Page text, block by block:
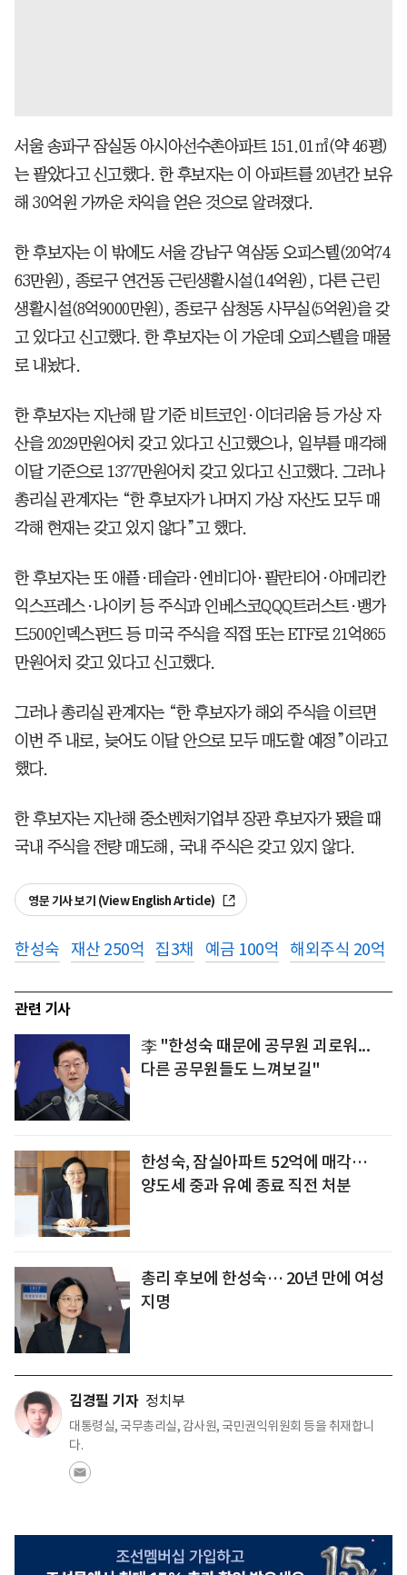
서울 송파구 잠실동 아시아선수촌아파트 151.01㎡(약 46평)
는 팔았다고 신고했다. 한 후보자는 이 아파트를 20년간 보유
해 30억원 가까운 차익을 얻은 것으로 알려졌다.
한 후보자는 이 밖에도 서울 강남구 역삼동 오피스텔(20억74
63만원), 종로구 연건동 근린생활시설(14억원), 다른 근린
생활시설(8억9000만원), 종로구 삼청동 사무실(5억원)을 갖
고 있다고 신고했다. 한 후보자는 이 가운데 오피스텔을 매물
로 내놨다.
한 후보자는 지난해 말 기준 비트코인·이더리움 등 가상 자
산을 2029만원어치 갖고 있다고 신고했으나, 일부를 매각해
이달 기준으로 1377만원어치 갖고 있다고 신고했다. 그러나
총리실 관계자는 “한 후보자가 나머지 가상 자산도 모두 매
각해 현재는 갖고 있지 않다”고 했다.
한 후보자는 또 애플·테슬라·엔비디아·팔란티어·아메리칸
익스프레스·나이키 등 주식과 인베스코QQQ트러스트·뱅가
드500인덱스펀드 등 미국 주식을 직접 또는 ETF로 21억865
만원어치 갖고 있다고 신고했다.
그러나 총리실 관계자는 “한 후보자가 해외 주식을 이르면
이번 주 내로, 늦어도 이달 안으로 모두 매도할 예정”이라고
했다.
한 후보자는 지난해 중소벤처기업부 장관 후보자가 됐을 때
국내 주식을 전량 매도해, 국내 주식은 갖고 있지 않다.
영문 기사 보기 (View English Article)
한성숙 재산 250억 집3채 예금 100억 해외주식 20억
관련 기사
李 "한성숙 때문에 공무원 괴로워...
다른 공무원들도 느껴보길"
한성숙, 잠실아파트 52억에 매각…
양도세 중과 유예 종료 직전 처분
총리 후보에 한성숙… 20년 만에 여성
지명
김경필 기자 정치부
대통령실, 국무총리실, 감사원, 국민권익위원회 등을 취재합니
다.